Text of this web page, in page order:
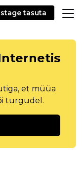
tasuta
et müüa
turgudel.